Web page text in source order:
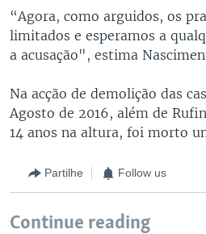
“Agora, como arguidos, os
limitados e esperamos a
a acusação", estima
Na acção de demolição das
Agosto de 2016, além de
14 anos na altura, foi morto
Partilhe Follow us
Continue reading